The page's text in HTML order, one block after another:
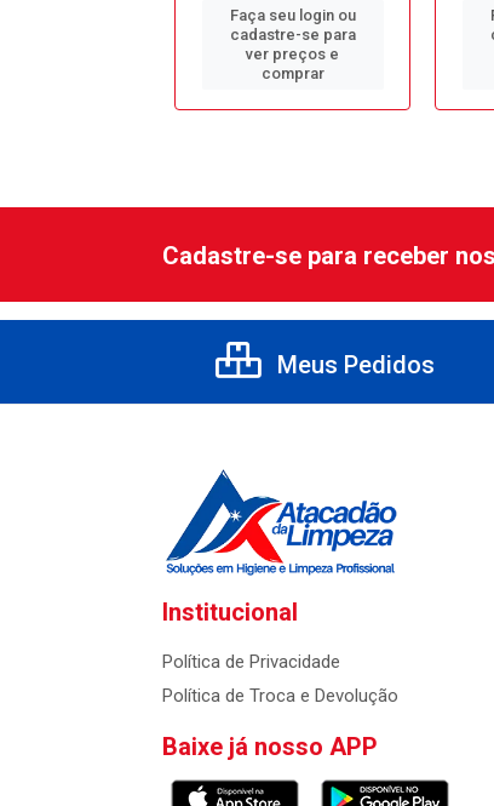
Faça seu login ou
cadastre-se para
ver preços e
comprar
Cadastre-se para receber
Meus Pedidos
Institucional
Política de Privacidade
Política de Troca e Devolução
Baixe já nosso APP